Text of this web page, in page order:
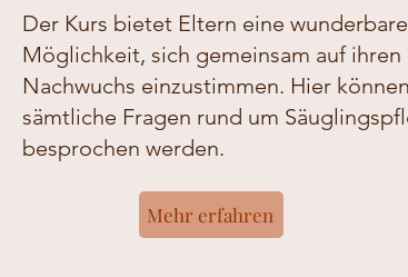
Der Kurs bietet Eltern eine wunderbare
Möglichkeit, sich gemeinsam auf ihren
Nachwuchs einzustimmen. Hier können
sämtliche Fragen rund um
besprochen werden.​​​​​
Mehr erfahren